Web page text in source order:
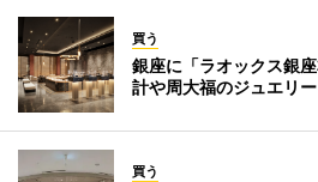
買う
銀座に「ラオックス銀
計や周大福のジュエリ
買う